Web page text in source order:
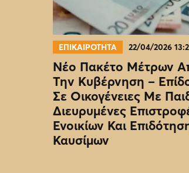
ΕΠΙΚΑΙΡΟΤΗΤΑ 22/04/2026
Νέο Πακέτο Μέτρων
Την Κυβέρνηση –
Σε Οικογένειες Με
Διευρυμένες
Ενοικίων Και
Καυσίμων